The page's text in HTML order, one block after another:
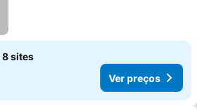
8 sites
Ver preços